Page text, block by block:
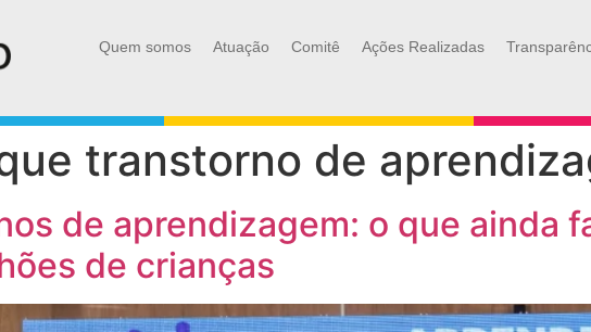
Quem somos Atuação Comitê Ações Realizadas
transtorno de
de aprendizagem: o que ainda
de crianças